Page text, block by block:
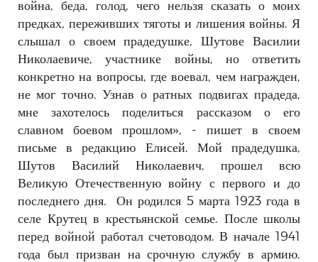
война, беда, голод, чего нельзя сказать о моих
предках, переживших тяготы и лишения войны. Я
слышал о своем прадедушке, Шутове Василии
Николаевиче, участнике войны, но ответить
конкретно на вопросы, где воевал, чем награжден,
не мог точно. Узнав о ратных подвигах прадеда,
мне захотелось поделиться рассказом о его
славном боевом прошлом», - пишет в своем
письме в редакцию Елисей. Мой прадедушка,
Шутов Василий Николаевич, прошел всю
Великую Отечественную войну с первого и до
последнего дня.Он родился 5 марта 1923 года в
селе Крутец в крестьянской семье. После школы
перед войной работал счетоводом. В начале 1941
года был призван на срочную службу в армию.